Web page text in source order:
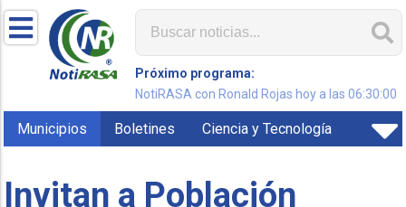
Próximo programa:
NotiRASA con Ronald Rojas hoy a las 06:30:00
Municipios Boletines Ciencia y Tecnología
Invitan a Población